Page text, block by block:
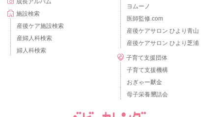
成長アルバム
施設検索
産後ケア施設検索
産婦人科検索
婦人科検索
ヨムーノ
医師監修.com
産後ケアサロン ひより青山
産後ケアサロン ひより芝浦
子育て支援団体
子育て支援機構
おぎゃー献金
母子栄養懇話会